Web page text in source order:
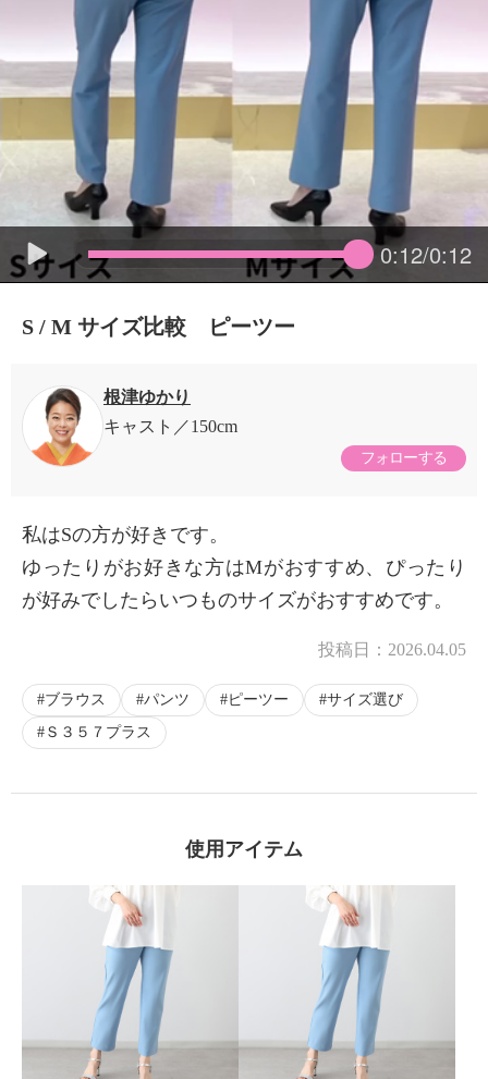
0:12/0:12
S / M サイズ比較 ピーツー
根津ゆかり
キャスト
150cm
フォローする
私はSの方が好きです。
ゆったりがお好きな方はMがおすすめ、ぴったり
が好みでしたらいつものサイズがおすすめです。
投稿日： 2026.04.05
ブラウス パンツ ピーツー
サイズ選び
Ｓ３５７プラス
使用アイテム